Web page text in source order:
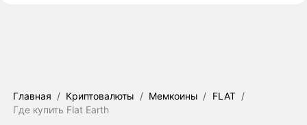
Главная / Криптовалюты / Мемкоины / FLAT /
Где купить Flat Earth